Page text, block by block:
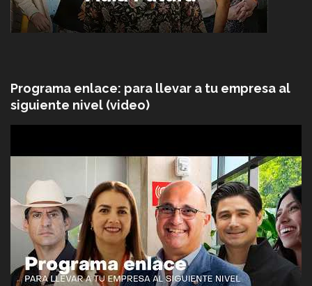
Programa enlace: para llevar a tu empresa al
siguiente nivel (video)